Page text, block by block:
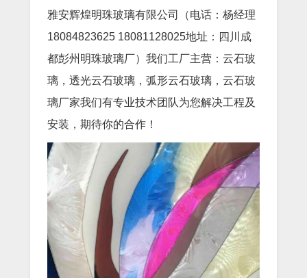
雅安辉煌明珠玻璃有限公司（电话：杨经理
18084823625 18081128025地址：四川成
都彭州明珠玻璃厂）我们工厂主营：云石玻
璃，透光云石玻璃，弧形云石玻璃，云石玻
璃厂家我们有专业技术团队为您解决工程及
安装，期待你的合作！